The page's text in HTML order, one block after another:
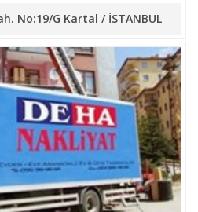
No:19/G Kartal / İSTANBUL